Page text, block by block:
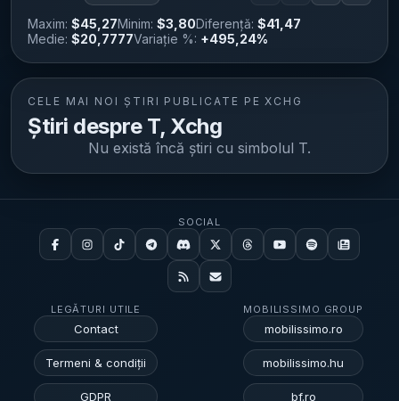
Maxim: $45,27Minim: $3,80Diferență: $41,47
Medie: $20,7777Variație %: +495,24%
CELE MAI NOI ȘTIRI PUBLICATE PE XCHG
Știri despre T, Xchg
Nu există încă știri cu simbolul T.
LEGĂTURI UTILE
Contact
Termeni & condiții
GDPR
SOCIAL
MOBILISSIMO GROUP
mobilissimo.ro
mobilissimo.hu
bf.ro